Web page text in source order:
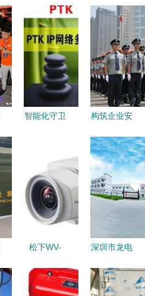
安保勤务的
坚实基础与
全面胜利
防成外贸突
破口
智能化守卫
保系统的性
能与价值
构筑企业安
安保安服务
如何凭借专
业团队守护
平安
松下WV-
监控产品图
深圳市龙电
智能安保领